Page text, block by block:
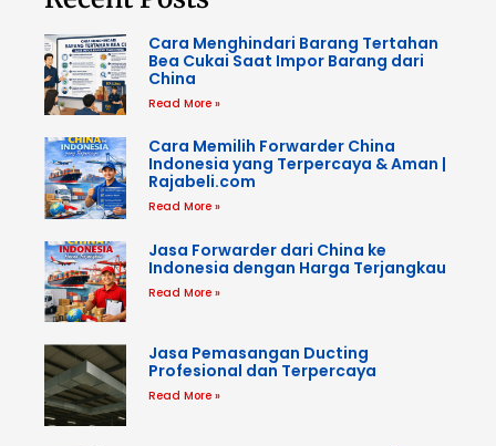
Cara Menghindari Barang Tertahan
Bea Cukai Saat Impor Barang dari
China
Read More »
Cara Memilih Forwarder China
Indonesia yang Terpercaya & Aman |
Rajabeli.com
Read More »
Jasa Forwarder dari China ke
Indonesia dengan Harga Terjangkau
Read More »
Jasa Pemasangan Ducting
Profesional dan Terpercaya
Read More »